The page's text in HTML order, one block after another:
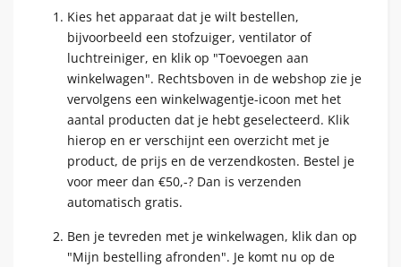
Kies het apparaat dat je wilt bestellen,
bijvoorbeeld een stofzuiger, ventilator of
luchtreiniger, en klik op "Toevoegen aan
winkelwagen". Rechtsboven in de webshop zie je
vervolgens een winkelwagentje-icoon met het
aantal producten dat je hebt geselecteerd. Klik
hierop en er verschijnt een overzicht met je
product, de prijs en de verzendkosten. Bestel je
voor meer dan €50,-? Dan is verzenden
automatisch gratis.
Ben je tevreden met je winkelwagen, klik dan op
"Mijn bestelling afronden". Je komt nu op de